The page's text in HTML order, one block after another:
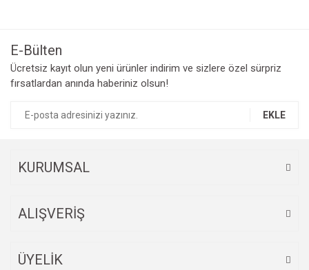
E-Bülten
Ücretsiz kayıt olun yeni ürünler indirim ve sizlere özel sürpriz
fırsatlardan anında haberiniz olsun!
EKLE
KURUMSAL
ALIŞVERİŞ
ÜYELİK